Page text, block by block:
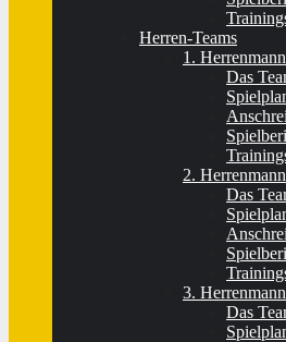
Herren-Teams
1.
Das
2.
Das
3.
Das